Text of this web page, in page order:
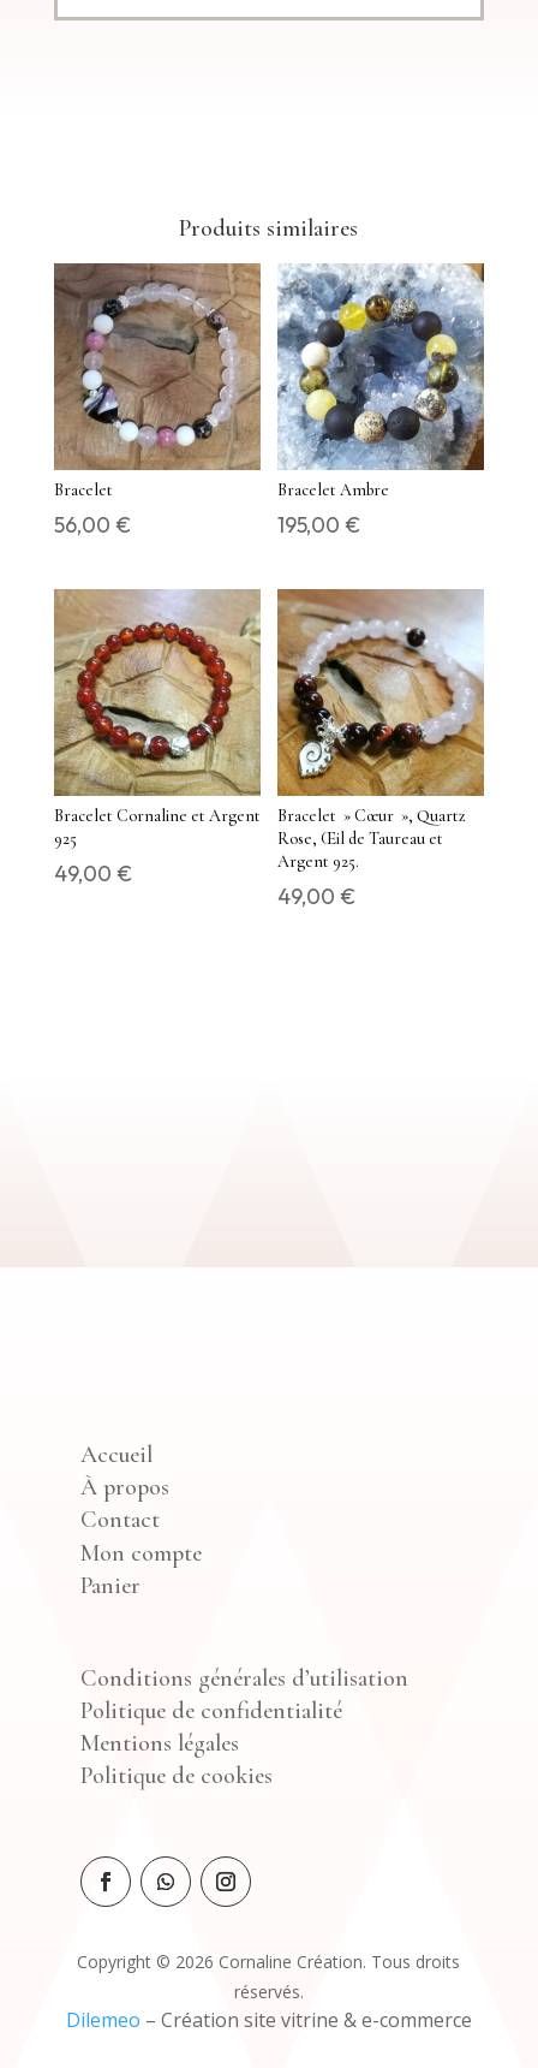
Produits similaires
Bracelet
56,00 €
Bracelet Ambre
195,00€
Bracelet Cornaline et Argent
925
49,00 €
Bracelet » Cœur », Quartz
Rose, Œil de Taureau et
Argent 925.
49,00€
Accueil
À propos
Contact
Mon compte
Panier
Conditions générales d’utilisation
Politique de confidentialité
Mentions légales
Politique de cookies
Copyright © 2026 Cornaline Création. Tous droits
réservés.
Dilemeo – Création site vitrine & e-commerce